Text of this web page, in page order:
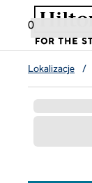
Przejdź do treści
0
Lokalizacje /